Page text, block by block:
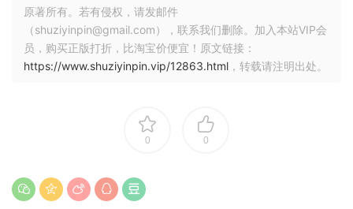
透明自然的录音
录音仅由精心挑选的音乐家完成，这些音乐家在音调和颤音方
面最符合所需的审美要求，并使用定制麦克风阵列，这些阵列
归结为 3 个不同的麦克风位置，并完全生成开箱即用的混合信
由于此库不使用任何动态层或循环，因此您始终可以获得真实
琴演奏三声部和弦，听起来就像三把大提琴一起演奏。
原著所有。若有侵权，请发邮件
（shuziyinpin@gmail.com），联系我们删除。加入本站VIP会
员，购买正版打折，比淘宝价便宜！原文链接：
https://www.shuziyinpin.vip/12863.html ，转载请注明出处。
0 0